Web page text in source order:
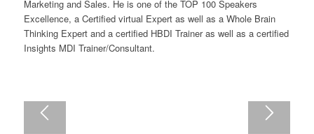
Marketing and Sales. He is one of the TOP 100 Speakers
Excellence, a Certified virtual Expert as well as a Whole Brain
Thinking Expert and a certified HBDI Trainer as well as a certified
Insights MDI Trainer/Consultant.